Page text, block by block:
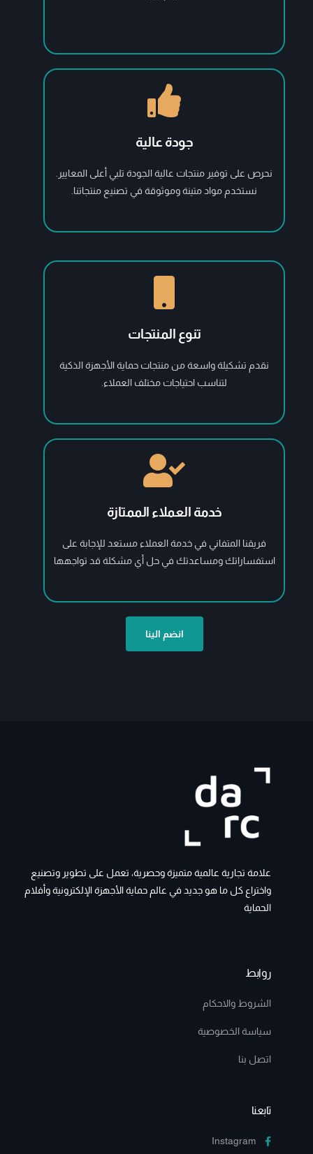
جودة عالية
نحرص على توفير منتجات عالية الجودة تلبي أعلى المعايير.
نستخدم مواد متينة وموثوقة في تصنيع منتجاتنا.
تنوع المنتجات
نقدم تشكيلة واسعة من منتجات حماية الأجهزة الذكية
لتناسب احتياجات مختلف العملاء.
خدمة العملاء الممتازة
فريقنا المتفاني في خدمة العملاء مستعد للإجابة على
استفساراتك ومساعدتك في حل أي مشكلة قد تواجهها
انضم الينا
علامة تجارية عالمية متميزة وحصرية، تعمل على تطوير وتصنيع
واختراع كل ما هو جديد في عالم حماية الأجهزة الإلكترونية وأفلام
الحماية
روابط
الشروط والاحكام
سياسة الخصوصية
اتصل بنا
تابعنا
Instagram